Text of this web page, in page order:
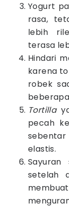
Yogurt
rasa,
lebih
terasa
Hindari
karena
robek
Tortilla
pecah
sebentar
elastis.
Sayuran
setelah